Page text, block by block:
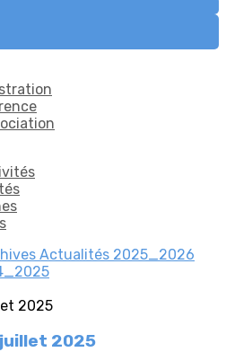
Actualités 2025_2026
2025